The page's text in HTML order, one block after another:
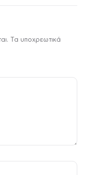
Τα υποχρεωτικά